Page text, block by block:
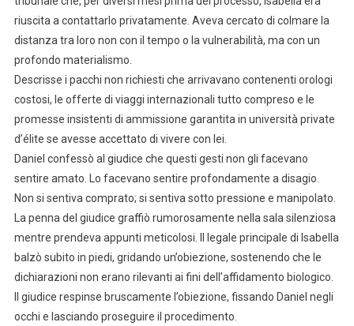
riuscita a contattarlo privatamente. Aveva cercato di colmare la
distanza tra loro non con il tempo o la vulnerabilità, ma con un
profondo materialismo.
Descrisse i pacchi non richiesti che arrivavano contenenti orologi
costosi, le offerte di viaggi internazionali tutto compreso e le
promesse insistenti di ammissione garantita in università private
d’élite se avesse accettato di vivere con lei.
Daniel confessò al giudice che questi gesti non gli facevano
sentire amato. Lo facevano sentire profondamente a disagio.
Non si sentiva comprato; si sentiva sotto pressione e manipolato.
La penna del giudice graffiò rumorosamente nella sala silenziosa
mentre prendeva appunti meticolosi. Il legale principale di Isabella
balzò subito in piedi, gridando un’obiezione, sostenendo che le
dichiarazioni non erano rilevanti ai fini dell’affidamento biologico.
Il giudice respinse bruscamente l’obiezione, fissando Daniel negli
occhi e lasciando proseguire il procedimento.